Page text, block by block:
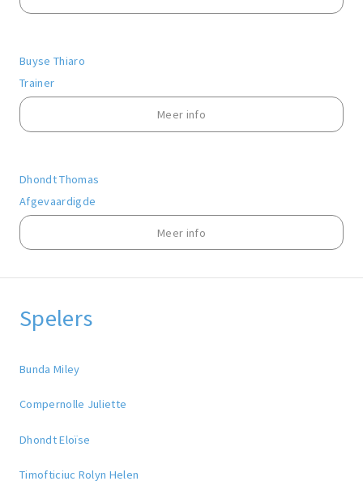
Buyse Thiaro
Trainer
Meer info
Dhondt Thomas
Afgevaardigde
Meer info
Spelers
Bunda Miley
Compernolle Juliette
Dhondt Eloïse
Timofticiuc Rolyn Helen